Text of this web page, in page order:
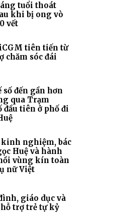
tuổi thoát
khi bị ong vò
vết
tiên tiến từ
chăm sóc đái
đến gần hơn
qua Trạm
đầu tiên ở phố đi
kinh nghiệm, bác
Huệ và hành
vùng kín toàn
nữ Việt
giáo dục và
trợ trẻ tự kỷ